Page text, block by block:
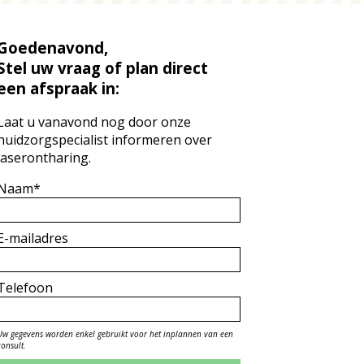
uw vraag of plan direct
afspraak in:
u vanavond nog door onze
informeren over
mailadres
gegevens worden enkel gebruikt voor het inplannen van een